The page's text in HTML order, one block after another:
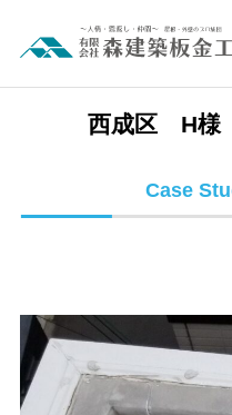
西成区 H様 ドレン改修工
西成区 H様
Case